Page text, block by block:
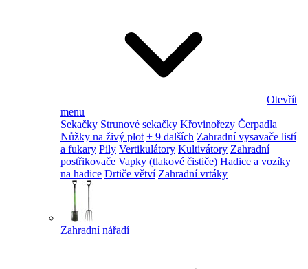
Otevřít
menu
Sekačky Strunové sekačky Křovinořezy Čerpadla
Nůžky na živý plot + 9 dalších Zahradní vysavače listí
a fukary Pily Vertikulátory Kultivátory Zahradní
postřikovače Vapky (tlakové čističe) Hadice a vozíky
na hadice Drtiče větví Zahradní vrtáky
Zahradní nářadí